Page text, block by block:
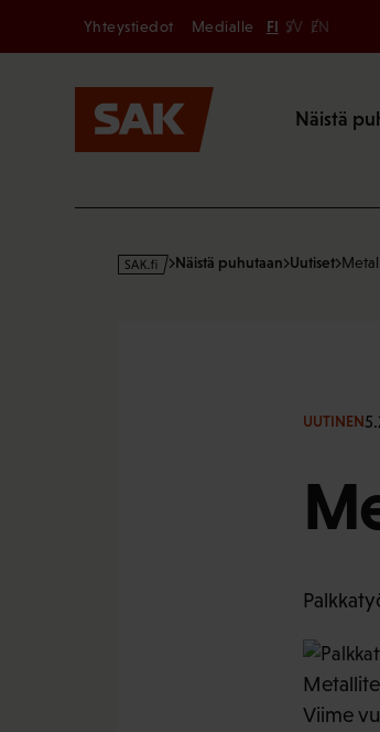
Secondary
Yhteystiedot Medialle FI SV EN
Näistä
s
Näistä puhutaan Uutiset
UUTINEN
Viime